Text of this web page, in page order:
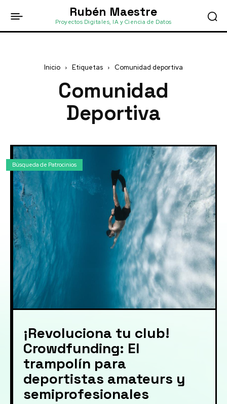
Rubén Maestre
Proyectos Digitales, IA y Ciencia de Datos
Inicio Etiquetas Comunidad deportiva
Comunidad
Deportiva
Búsqueda de Patrocinios
¡Revoluciona tu club!
Crowdfunding: El
trampolín para
deportistas amateurs y
semiprofesionales